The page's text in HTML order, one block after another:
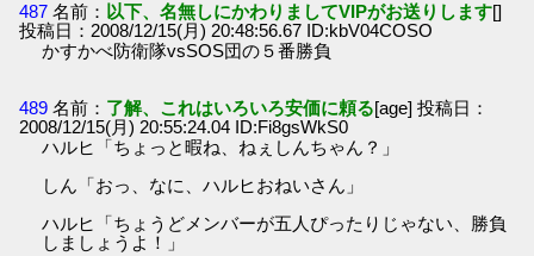
487 名前： 以下、名無しにかわりましてVIPがお送りします[]
投稿日：2008/12/15(月) 20:48:56.67 ID:kbV04COSO
かすかべ防衛隊vsSOS団の５番勝負
489 名前： 了解、これはいろいろ安価に頼る[age] 投稿日：
2008/12/15(月) 20:55:24.04 ID:Fi8gsWkS0
ハルヒ「ちょっと暇ね、ねぇしんちゃん？」
しん「おっ、なに、ハルヒおねいさん」
ハルヒ「ちょうどメンバーが五人ぴったりじゃない、勝負
しましょうよ！」